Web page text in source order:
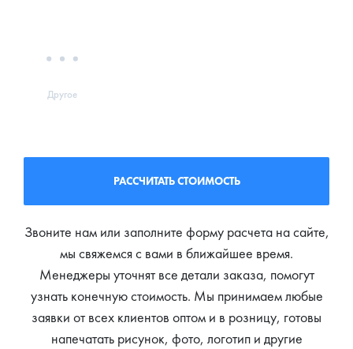
Другое
РАССЧИТАТЬ СТОИМОСТЬ
Звоните нам или заполните форму расчета на сайте,
мы свяжемся с вами в ближайшее время.
Менеджеры уточнят все детали заказа, помогут
узнать конечную стоимость. Мы принимаем любые
заявки от всех клиентов оптом и в розницу, готовы
напечатать рисунок, фото, логотип и другие